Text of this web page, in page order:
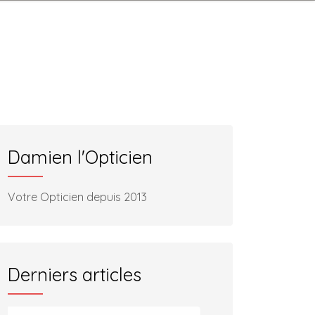
Damien l'Opticien
Votre Opticien depuis 2013
Derniers articles